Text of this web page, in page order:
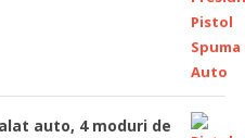
auto, 4 moduri de